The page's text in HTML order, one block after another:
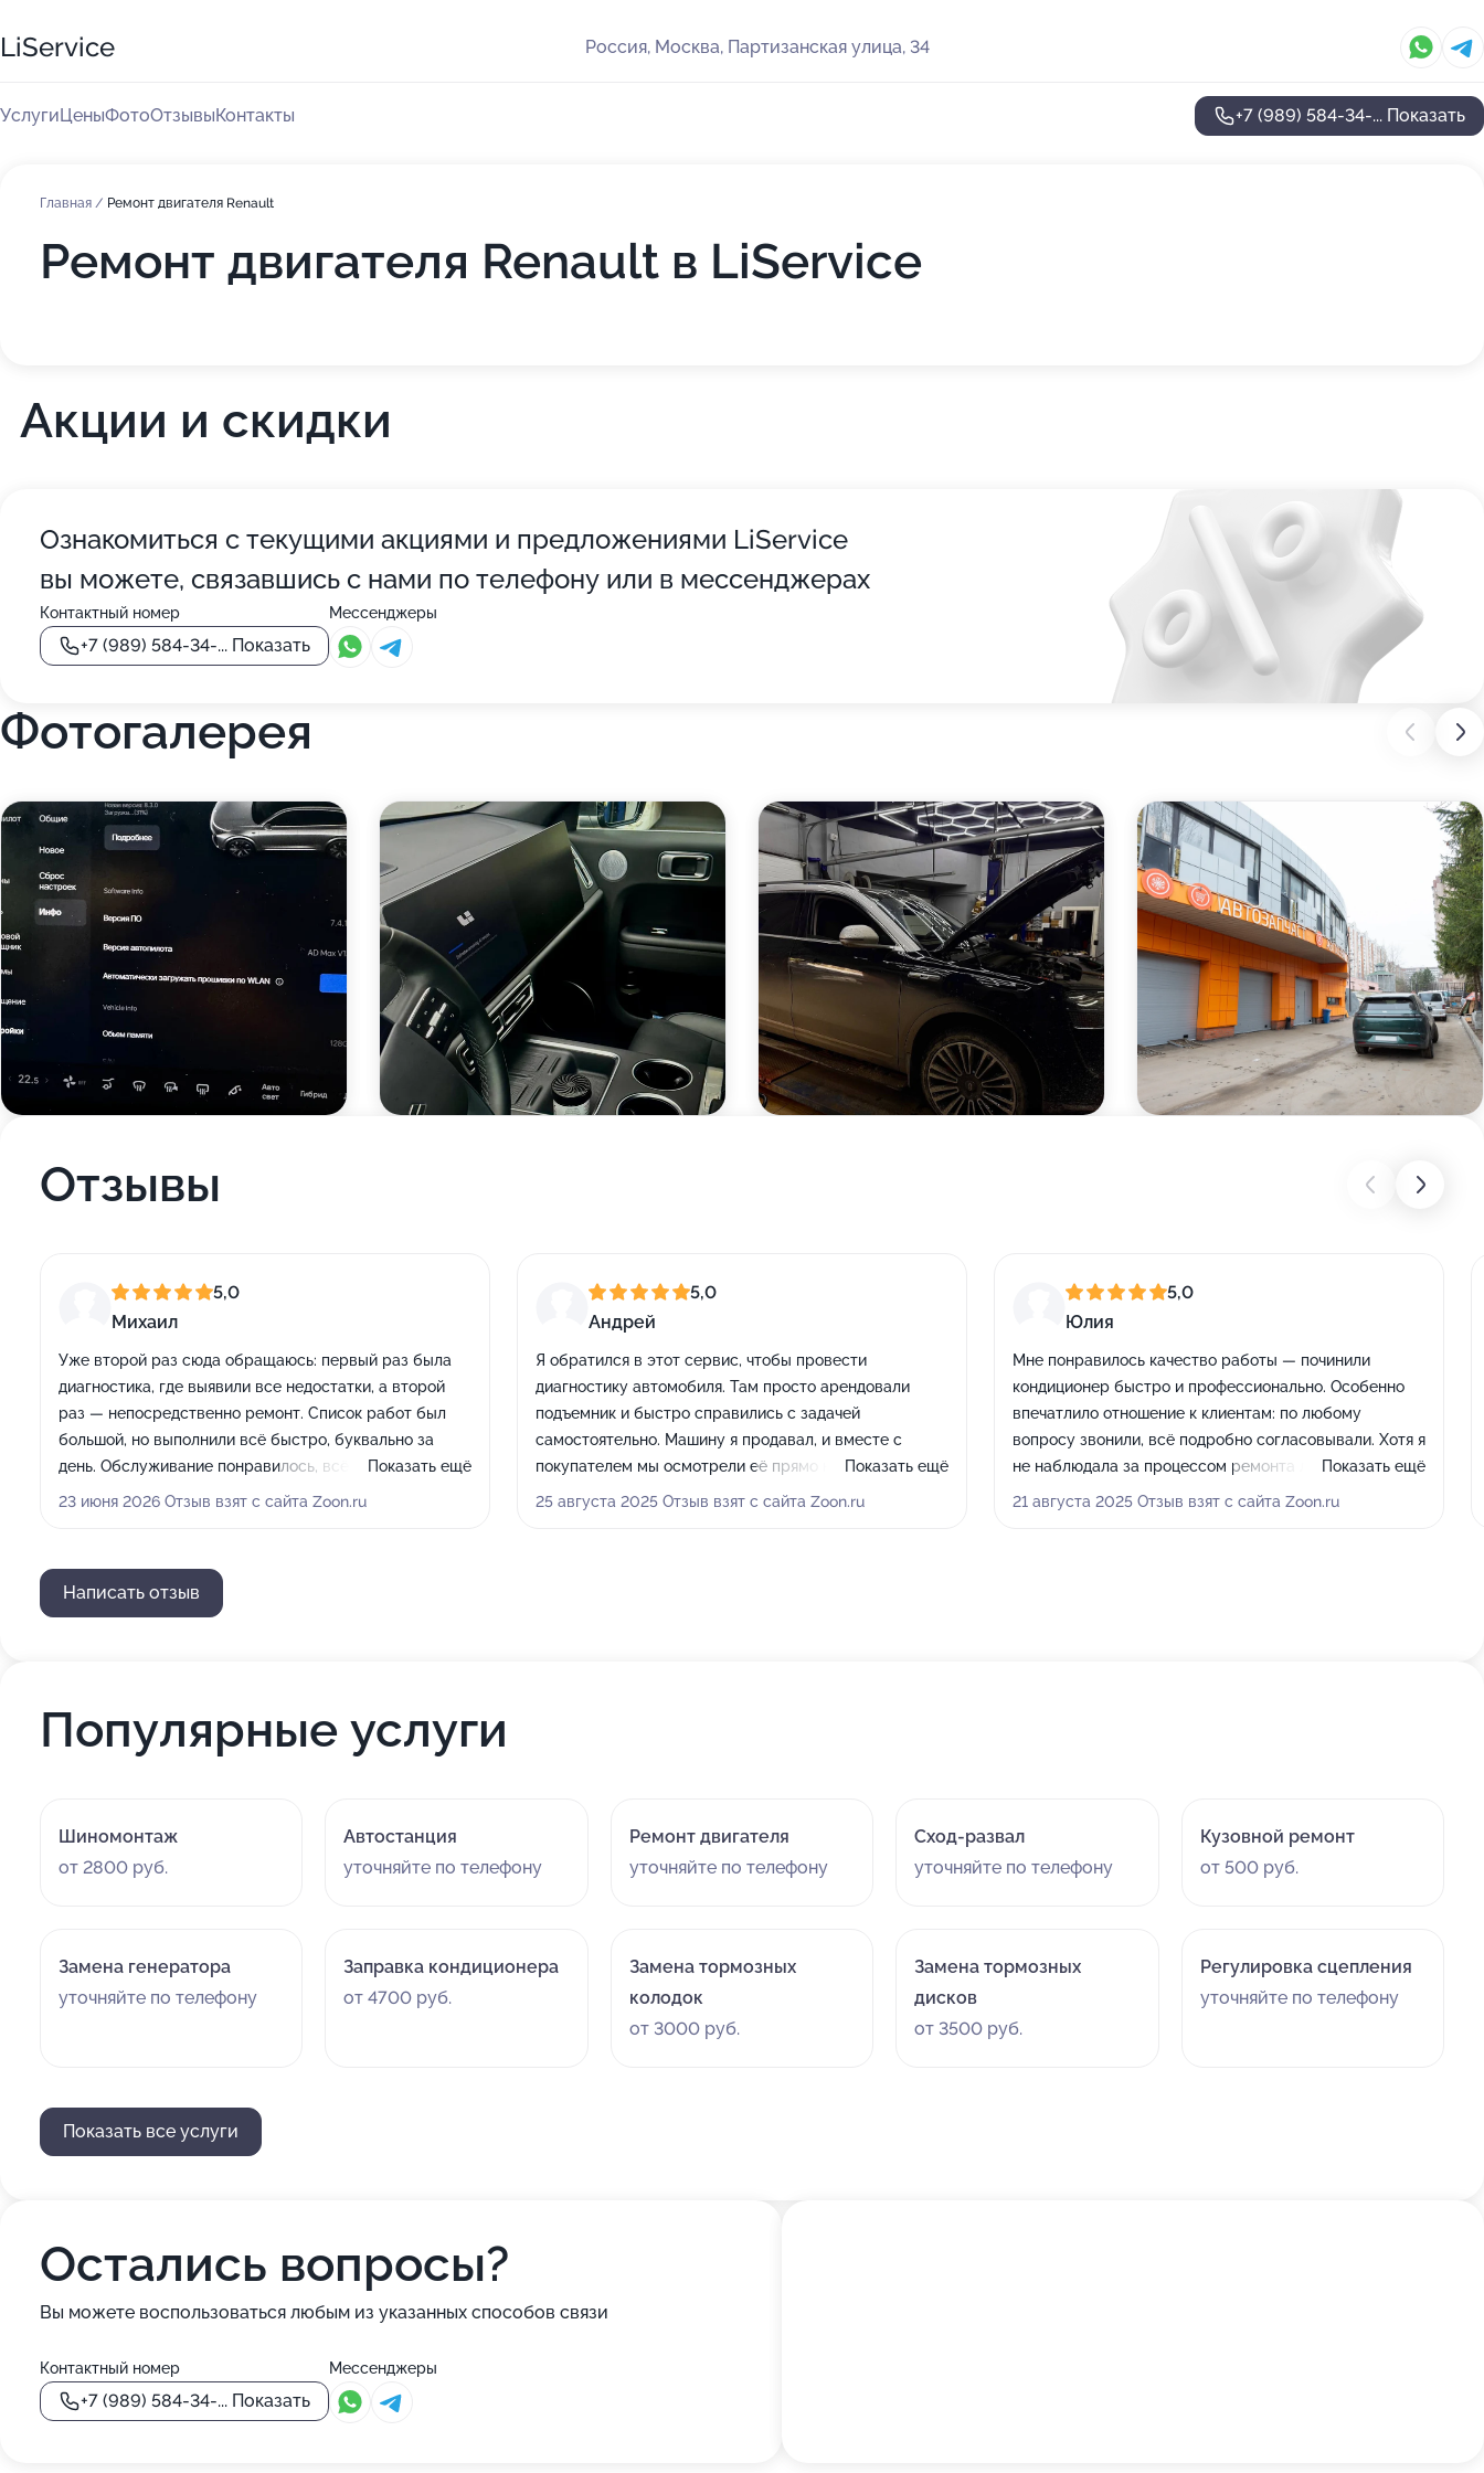
LiService Россия, Москва, Партизанская улица, 34
УслугиЦеныФотоОтзывыКонтакты +7 (989) 584-34-... Показать
Главная / Ремонт двигателя Renault
Ремонт двигателя Renault в LiService
Акции и скидки
Ознакомиться с текущими акциями и предложениями LiService
вы можете, связавшись с нами по телефону или в мессенджерах
Контактный номер
+7 (989) 584-34-... Показать
Мессенджеры
Фотогалерея
Отзывы
5,0
Михаил
Уже второй раз сюда обращаюсь: первый раз была
диагностика, где выявили все недостатки, а второй
раз — непосредственно ремонт. Список работ был
большой, но выполнили всё быстро, буквально за
день. Обслуживание понравилось, всё объясняли
вежливо и доступно, предоставили полный отчет по
Показать ещё
23 июня 2026 Отзыв взят с сайта Zoon.ru
5,0
Андрей
Я обратился в этот сервис, чтобы провести
диагностику автомобиля. Там просто арендовали
подъемник и быстро справились с задачей
самостоятельно. Машину я продавал, и вместе с
покупателем мы осмотрели её прямо на подъемнике в
этом сервисе — всё нас полностью устроило. Работу
Показать ещё
25 августа 2025 Отзыв взят с сайта Zoon.ru
5,0
Юлия
Мне понравилось качество работы — починили
кондиционер быстро и профессионально. Особенно
впечатлило отношение к клиентам: по любому
вопросу звонили, всё подробно согласовывали. Хотя я
не наблюдала за процессом ремонта лично, просто
оставила машину и через три дня забрала, всё было
Показать ещё
21 августа 2025 Отзыв взят с сайта Zoon.ru
Написать отзыв
Популярные услуги
Шиномонтаж
от 2800 руб.
Автостанция
уточняйте по телефону
Ремонт двигателя
уточняйте по телефону
Сход-развал
уточняйте по телефону
Кузовной ремонт
от 500 руб.
Замена генератора
уточняйте по телефону
Заправка кондиционера
от 4700 руб.
Замена тормозных
колодок
от 3000 руб.
Замена тормозных
дисков
от 3500 руб.
Регулировка сцепления
уточняйте по телефону
Показать все услуги
Остались вопросы?
Вы можете воспользоваться любым из указанных способов связи
Контактный номер
+7 (989) 584-34-... Показать
Мессенджеры